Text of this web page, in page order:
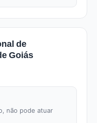
de
Goiás
não pode atuar